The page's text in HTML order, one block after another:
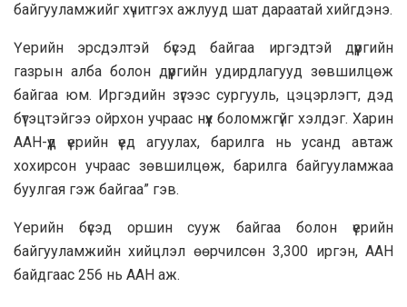
байгууламжийг хүчитгэх ажлууд шат дараатай хийгдэнэ.
Үерийн эрсдэлтэй бүсэд байгаа иргэдтэй дүүргийн
газрын алба болон дүүргийн удирдлагууд зөвшилцөж
байгаа юм. Иргэдийн зүгээс сургууль, цэцэрлэгт, дэд
бүтэцтэйгээ ойрхон учраас нүүх боломжгүйг хэлдэг. Харин
ААН-үүд үерийн үед агуулах, барилга нь усанд автаж
хохирсон учраас зөвшилцөж, барилга байгууламжаа
буулгая гэж байгаа” гэв.
Үерийн бүсэд оршин сууж байгаа болон үерийн
байгууламжийн хийцлэл өөрчилсөн 3,300 иргэн, ААН
байдгаас 256 нь ААН аж.